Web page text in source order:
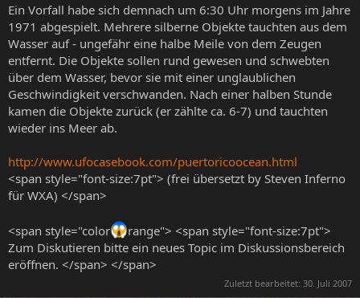
Ein Vorfall habe sich demnach um 6:30 Uhr morgens im Jahre
1971 abgespielt. Mehrere silberne Objekte tauchten aus dem
Wasser auf - ungefähr eine halbe Meile von dem Zeugen
entfernt. Die Objekte sollen rund gewesen und schwebten
über dem Wasser, bevor sie mit einer unglaublichen
Geschwindigkeit verschwanden. Nach einer halben Stunde
kamen die Objekte zurück (er zählte ca. 6-7) und tauchten
wieder ins Meer ab.
http://www.ufocasebook.com/puertoricoocean.html
<span style="font-size:7pt"> (frei übersetzt by Steven Inferno
für WXA) </span>
<span style="color
range"> <span style="font-size:7pt">
Zum Diskutieren bitte ein neues Topic im Diskussionsbereich
eröffnen. </span> </span>
Zuletzt bearbeitet: 30. Juli 2007